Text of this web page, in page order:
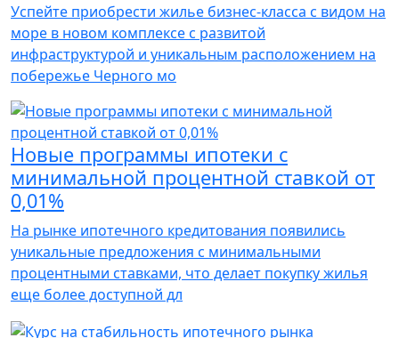
Успейте приобрести жилье бизнес-класса с видом на
море в новом комплексе с развитой
инфраструктурой и уникальным расположением на
побережье Черного мо
Новые программы ипотеки с
минимальной процентной ставкой от
0,01%
На рынке ипотечного кредитования появились
уникальные предложения с минимальными
процентными ставками, что делает покупку жилья
еще более доступной дл